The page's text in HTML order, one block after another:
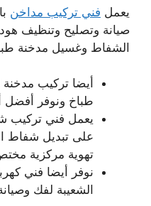
يعمل فني تركيب مداخن
صيانة وتصليح وتنظيف هود
الشفاط وغسيل مدخنة
أيضا تركيب
طباخ ونوفر أفضل
يعمل فني تركيب
على تبديل شفاط
تهوية مركزية
نوفر أيضا فني
الشعيبة لفك